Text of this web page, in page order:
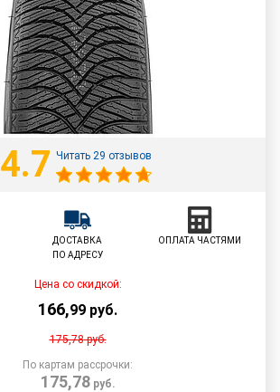
4.7 Читать 29 отзывов
ДОСТАВКА
ПО АДРЕСУ
ОПЛАТА ЧАСТЯМИ
Цена со скидкой:
166,99 руб.
175,78руб.
По картам рассрочки:
175,78руб.